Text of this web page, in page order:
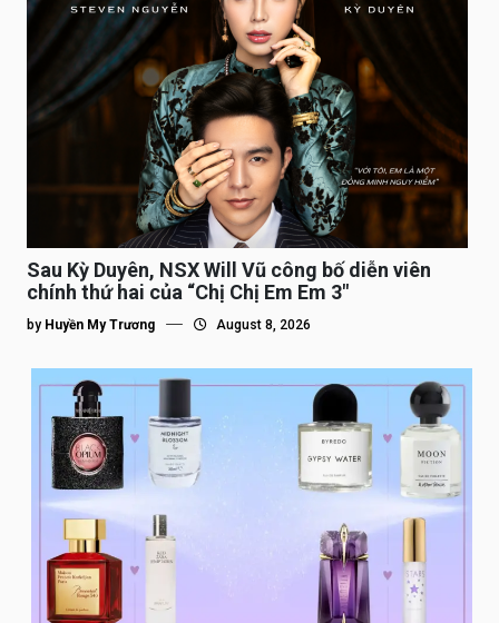
Sau Kỳ Duyên, NSX Will Vũ công bố diễn viên
chính thứ hai của “Chị Chị Em Em 3″
by Huyền My Trương August 8, 2026